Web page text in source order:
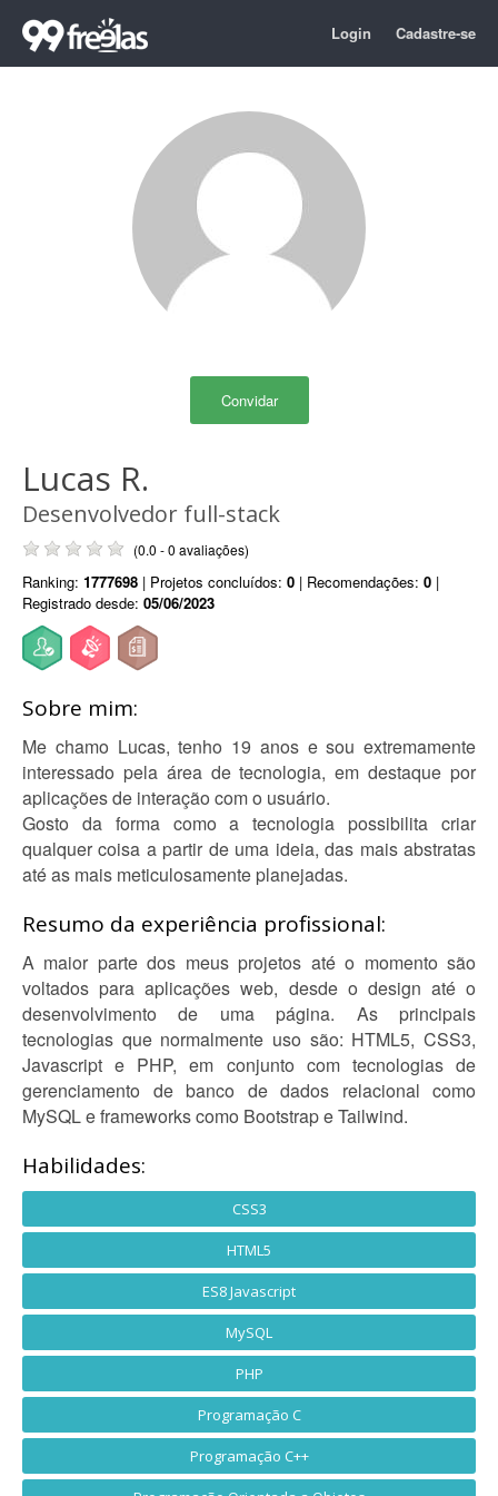
Login Cadastre-se
Convidar
Lucas R.
Desenvolvedor full-stack
(0.0 - 0 avaliações)
Ranking: 1777698 | Projetos concluídos: 0 | Recomendações: 0 |
Registrado desde: 05/06/2023
Sobre mim:
Me chamo Lucas, tenho 19 anos e sou extremamente
interessado pela área de tecnologia, em destaque por
aplicações de interação com o usuário.
Gosto da forma como a tecnologia possibilita criar
qualquer coisa a partir de uma ideia, das mais abstratas
até as mais meticulosamente planejadas.
Resumo da experiência profissional:
A maior parte dos meus projetos até o momento são
voltados para aplicações web, desde o design até o
desenvolvimento de uma página. As principais
tecnologias que normalmente uso são: HTML5, CSS3,
Javascript e PHP, em conjunto com tecnologias de
gerenciamento de banco de dados relacional como
MySQL e frameworks como Bootstrap e Tailwind.
Habilidades:
CSS3
HTML5
ES8 Javascript
MySQL
PHP
Programação C
Programação C++